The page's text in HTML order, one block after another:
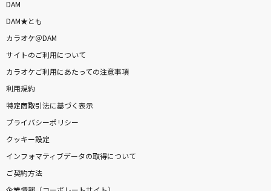
DAM
DAM★とも
カラオケ＠DAM
サイトのご利用について
カラオケご利用にあたっての注意事項
利用規約
特定商取引法に基づく表示
プライバシーポリシー
クッキー設定
インフォマティブデータの取得について
ご契約方法